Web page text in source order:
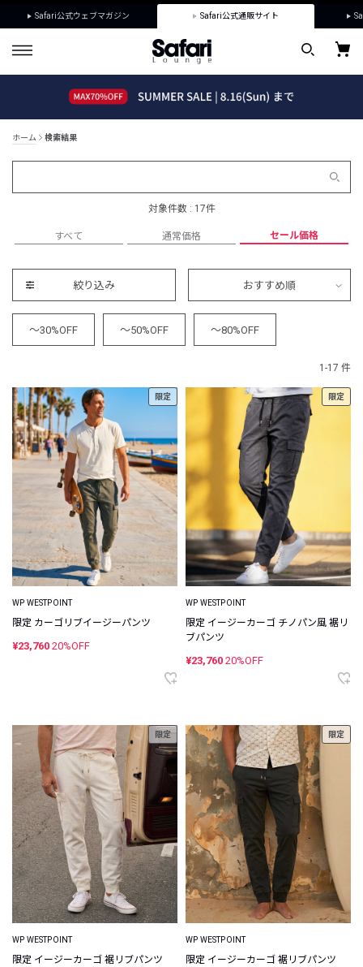
Safari公式ウェブマガジン Safari公式通販サイト
ホーム 検索結果
対象件数 : 17件
すべて 通常価格 セール価格
絞り込み おすすめ順
～30%OFF ～50%OFF ～80%OFF
1-17 件
限定
WP WESTPOINT
限定 カーゴリブイージーパンツ
¥23,760 20%OFF
限定
WP WESTPOINT
限定 イージーカーゴ チノパン風 裾リ
ブパンツ
¥23,760 20%OFF
限定
WP WESTPOINT
限定 イージーカーゴ 裾リブパンツ
限定
WP WESTPOINT
限定 イージーカーゴ 裾リブパンツ